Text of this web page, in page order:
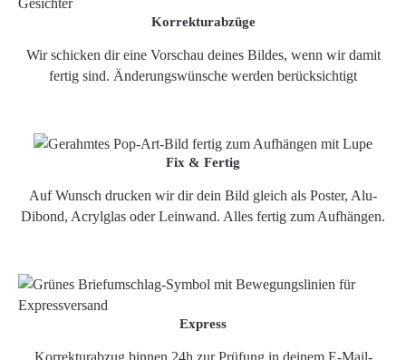
Korrekturabzüge
Wir schicken dir eine Vorschau deines Bildes, wenn wir damit
fertig sind. Änderungswünsche werden berücksichtigt
Fix & Fertig
Auf Wunsch drucken wir dir dein Bild gleich als Poster, Alu-
Dibond, Acrylglas oder Leinwand. Alles fertig zum Aufhängen.
Express
Korrekturabzug binnen 24h zur Prüfung in deinem E-Mail-